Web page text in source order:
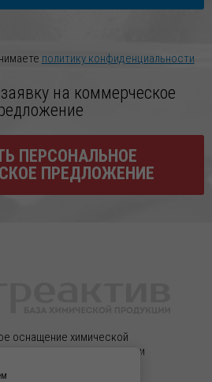
политику конфиденциальности
на коммерческое
ПЕРСОНАЛЬНОЕ
ПРЕДЛОЖЕНИЕ
оснащение химической
высокой очистки и